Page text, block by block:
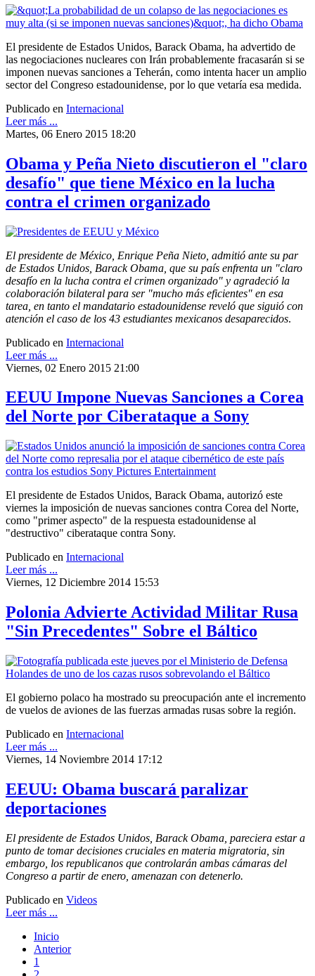
El presidente de Estados Unidos, Barack Obama, ha advertido de
las negociaciones nucleares con Irán probablemente fracasarán si se
imponen nuevas sanciones a Teherán, como intenta hacer un amplio
sector del Congreso estadounidense, por lo que vetaría esa medida.
Publicado en Internacional
Leer más ...
Martes, 06 Enero 2015 18:20
Obama y Peña Nieto discutieron el "claro
desafío" que tiene México en la lucha
contra el crimen organizado
El presidente de México, Enrique Peña Nieto, admitió ante su par
de Estados Unidos, Barack Obama, que su país enfrenta un "claro
desafío en la lucha contra el crimen organizado" y agradeció la
colaboración bilateral para ser "mucho más eficientes" en esa
tarea, en tanto el mandatario estadounidense reveló que siguió con
atención el caso de los 43 estudiantes mexicanos desaparecidos.
Publicado en Internacional
Leer más ...
Viernes, 02 Enero 2015 21:00
EEUU Impone Nuevas Sanciones a Corea
del Norte por Ciberataque a Sony
El presidente de Estados Unidos, Barack Obama, autorizó este
viernes la imposición de nuevas sanciones contra Corea del Norte,
como "primer aspecto" de la respuesta estadounidense al
"destructivo" ciberataque contra Sony.
Publicado en Internacional
Leer más ...
Viernes, 12 Diciembre 2014 15:53
Polonia Advierte Actividad Militar Rusa
"Sin Precedentes" Sobre el Báltico
El gobierno polaco ha mostrado su preocupación ante el incremento
de vuelos de aviones de las fuerzas armadas rusas sobre la región.
Publicado en Internacional
Leer más ...
Viernes, 14 Noviembre 2014 17:12
EEUU: Obama buscará paralizar
deportaciones
El presidente de Estados Unidos, Barack Obama, pareciera estar a
punto de tomar decisiones cruciales en materia migratoria, sin
embargo, los republicanos que controlarán ambas cámaras del
Congreso a partir de enero, amenazan con detenerlo.
Publicado en Videos
Leer más ...
Inicio
Anterior
1